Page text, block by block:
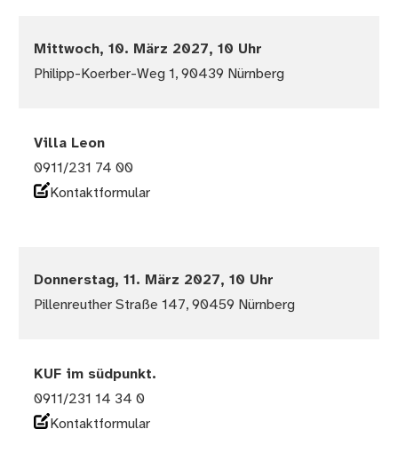
Mittwoch, 10. März 2027, 10 Uhr
Philipp-Koerber-Weg 1, 90439 Nürnberg
Villa Leon
0911/231 74 00
Kontaktformular
Donnerstag, 11. März 2027, 10 Uhr
Pillenreuther Straße 147, 90459 Nürnberg
KUF im südpunkt.
0911/231 14 34 0
Kontaktformular